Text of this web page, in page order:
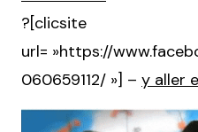
?[clicsite
url= »https://
060659112/ »] – y aller